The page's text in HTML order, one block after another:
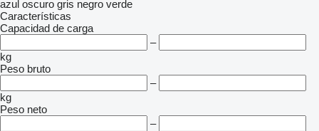
azul oscuro gris negro verde
Características
Capacidad de carga
–
kg
Peso bruto
–
kg
Peso neto
–